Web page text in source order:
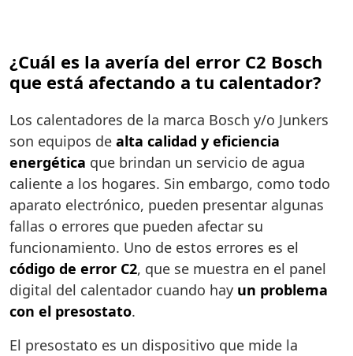
¿Cuál es la avería del error C2 Bosch
que está afectando a tu calentador?
Los calentadores de la marca Bosch y/o Junkers
son equipos de alta calidad y eficiencia
energética que brindan un servicio de agua
caliente a los hogares. Sin embargo, como todo
aparato electrónico, pueden presentar algunas
fallas o errores que pueden afectar su
funcionamiento. Uno de estos errores es el
código de error C2, que se muestra en el panel
digital del calentador cuando hay un problema
con el presostato.
El presostato es un dispositivo que mide la